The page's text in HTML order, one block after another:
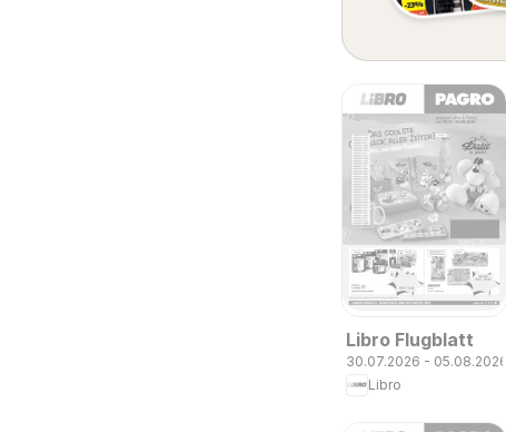
Libro Flugblatt
30.07.2026 - 05.08.2026
Libro